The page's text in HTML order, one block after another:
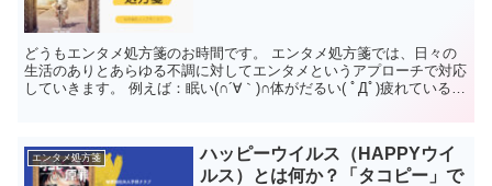
どうもエンタメ処方箋のお時間です。 エンタメ処方箋では、日々の
生活のありとあらゆる不調に対してエンタメというアプローチで対応
していきます。 例えば：眠い(∩´∀｀)∩体がだるい( ﾟДﾟ)疲れている(
エンタメ処方箋
ハッピーウイルス（HAPPYウイ
ルス）とは何か？「タコピー」で